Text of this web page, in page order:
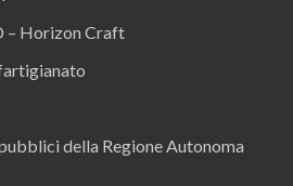
– Horizon Craft
della Regione Autonoma